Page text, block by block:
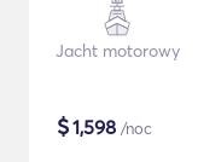
Jacht motorowy
$1,598 /noc